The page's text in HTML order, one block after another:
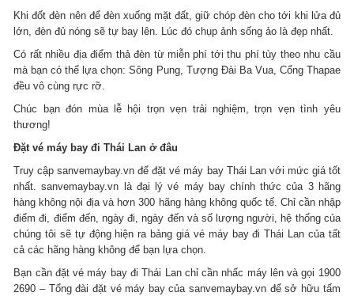
Khi đốt đèn nên để đèn xuống mặt đất, giữ chóp đèn cho tới khi lửa đủ
lớn, đèn đủ nóng sẽ tự bay lên. Lúc đó chụp ảnh sống ảo là đẹp nhất. ​
Có rất nhiều địa điểm thả đèn từ miễn phí tới thu phí tùy theo nhu cầu
mà bạn có thể lựa chọn: Sông Pung, Tượng Đài Ba Vua, Cổng Thapae
đều vô cùng rực rỡ.
Chúc bạn đón mùa lễ hội trọn vẹn trải nghiệm, trọn vẹn tình yêu
thương!
Đặt vé máy bay đi Thái Lan ở đâu
Truy cập sanvemaybay.vn để đặt vé máy bay Thái Lan với mức giá tốt
nhất. sanvemaybay.vn là đại lý vé máy bay chính thức của 3 hãng
hàng không nội địa và hơn 300 hãng hàng không quốc tế. Chỉ cần nhập
điểm đi, điểm đến, ngày đi, ngày đến và số lượng người, hệ thống của
chúng tôi sẽ tự động hiện ra bảng giá vé máy bay đi Thái Lan của tất
cả các hãng hàng không để bạn lựa chọn.
Bạn cần đặt vé máy bay đi Thái Lan chỉ cần nhấc máy lên và gọi 1900
2690 – Tổng đài đặt vé máy bay của sanvemaybay.vn để sở hữu tấm